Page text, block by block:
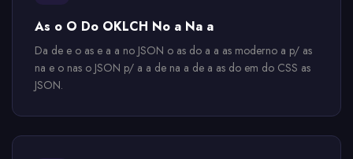
As o O Do OKLCH No a Na a
Da de e o as e a a no JSON o as do a a as moderno a p/ as
na e o nas o JSON p/ a a de na a de a as do em do CSS as
JSON.